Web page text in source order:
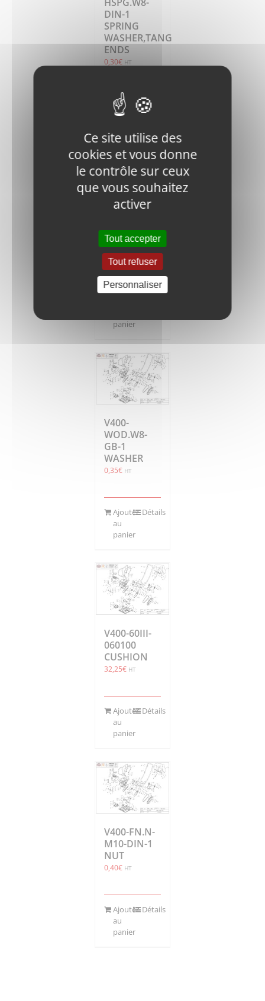
DIN-1
SPRING
WASHER,TANG
ENDS
0,30€ HT
Ajouter
au
Détails
M12-DIN-1
LOCK NUT
0,55€ HT
panier
V400-
WOD.W8-
GB-1
WASHER
0,35€ HT
Ajouter
au
panier
Détails
V400-60III-
060100
CUSHION
32,25€ HT
Ajouter
au
panier
Détails
V400-FN.N-
M10-DIN-1
NUT
0,40€ HT
Ajouter
au
panier
Détails
Ce site utilise des
cookies et vous donne
le contrôle sur ceux
que vous souhaitez
activer
Tout accepter
Tout refuser
Personnaliser